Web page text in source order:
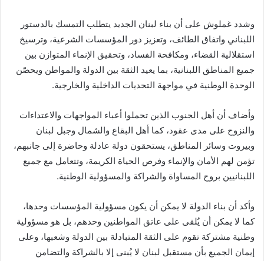
وشدد غملوش على أن بناء لبنان الجديد يتطلب التمسك بالدستور
اللبناني واتفاق الطائف، وتعزيز دور المؤسسات الشرعية، وترسيخ
استقلالية القضاء، ومكافحة الفساد، وتحقيق الإنماء المتوازن بين
جميع المناطق اللبنانية، بما يعيد الثقة بين الدولة والمواطن ويحصّن
الوحدة الوطنية في مواجهة التحديات الداخلية والخارجية.
وأضاف أن أهل الجنوب الذين تحملوا أعباء المواجهات والاعتداءات
والنزوح على مدى عقود، كما أهل البقاع والشمال وجبل لبنان
وبيروت وسائر المناطق، يستحقون دولة عادلة وحاضرة إلى جانبهم،
تؤمن لهم الأمان والإنماء وفرص الحياة الكريمة، وتتعامل مع جميع
اللبنانيين بروح المساواة والشراكة والمسؤولية الوطنية.
وأكد أن بناء الدولة لا يمكن أن يكون مسؤولية المؤسسات وحدها،
كما لا يمكن أن يُلقى على عاتق المواطنين وحدهم، بل هو مسؤولية
وطنية مشتركة تقوم على الثقة المتبادلة بين الدولة وشعبها، وعلى
إيمان الجميع بأن مستقبل لبنان لا يُبنى إلا بالشراكة والتضامن